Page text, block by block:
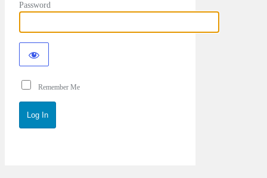
Password
Remember Me